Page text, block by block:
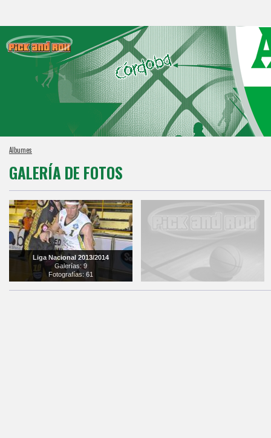
Albumes
GALERÍA DE FOTOS
Liga Nacional 2013/2014
Galerías: 9
Fotografías: 61